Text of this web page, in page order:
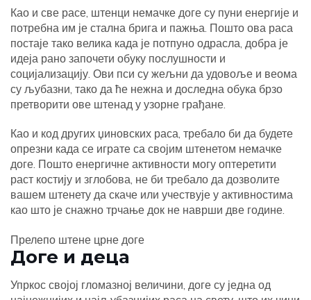
Као и све расе, штенци немачке доге су пуни енергије и
потребна им је стална брига и пажња. Пошто ова раса
постаје тако велика када је потпуно одрасла, добра је
идеја рано започети обуку послушности и
социјализацију. Ови пси су жељни да удовоље и веома
су љубазни, тако да ће нежна и доследна обука брзо
претворити ове штенад у узорне грађане.
Као и код других џиновских раса, требало би да будете
опрезни када се играте са својим штенетом немачке
доге. Пошто енергичне активности могу оптеретити
раст костију и зглобова, не би требало да дозволите
вашем штенету да скаче или учествује у активностима
као што је снажно трчање док не наврши две године.
Прелепо штене црне доге
Доге и деца
Упркос својој гломазној величини, доге су једна од